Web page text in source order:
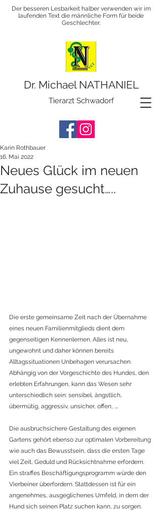
Der besseren Lesbarkeit halber verwenden wir im
laufenden Text die männliche Form für beide
Geschlechter.
Dr. Michael NATHANIEL
Tierarzt Schwadorf
Neues Glück im neuen
Zuhause gesucht…..
Karin Rothbauer
16. Mai 2022
Die erste gemeinsame Zeit nach der Übernahme
eines neuen Familienmitglieds dient dem
gegenseitigen Kennenlernen. Alles ist neu,
ungewohnt und daher können bereits
Alltagssituationen Unbehagen verursachen.
Abhängig von der Vorgeschichte des Hundes, den
erlebten Erfahrungen, kann das Wesen sehr
unterschiedlich sein: sensibel, ängstlich,
übermütig, aggressiv, unsicher, offen, ….
Die ausbruchsichere Gestaltung des eigenen
Gartens gehört ebenso zur optimalen Vorbereitung
wie auch das Bewusstsein, dass die ersten Tage
viel Zeit, Geduld und Rücksichtnahme erfordern.
Ein straffes Beschäftigungsprogramm würde den
Vierbeiner überfordern. Stattdessen ist für ein
angenehmes, ausgeglichenes Umfeld, in dem der
Hund sich seinen Platz suchen kann, zu sorgen.